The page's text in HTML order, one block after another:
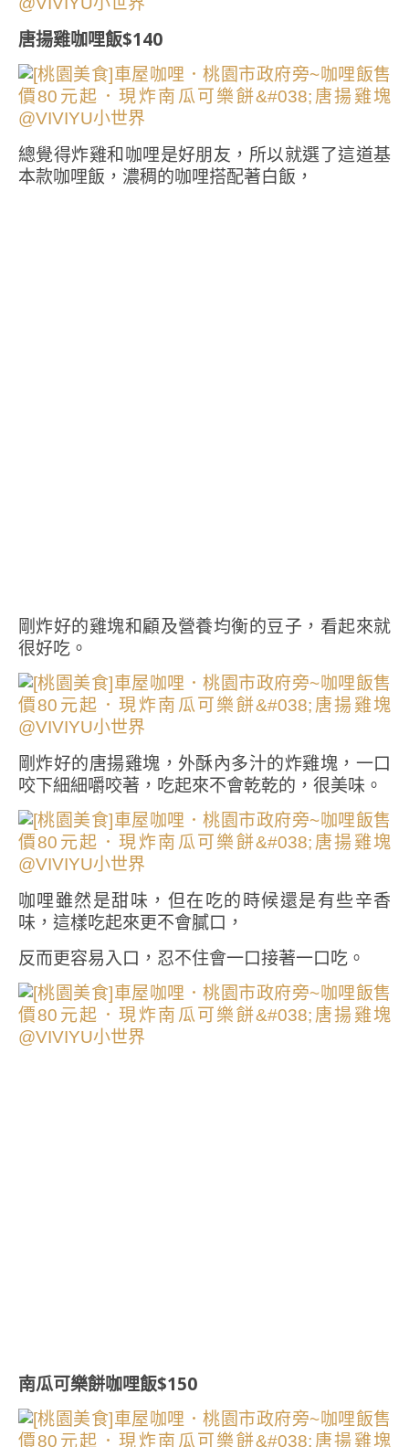
唐揚雞咖哩飯$140
總覺得炸雞和咖哩是好朋友，所以就選了這道基
本款咖哩飯，濃稠的咖哩搭配著白飯，
剛炸好的雞塊和顧及營養均衡的豆子，看起來就
很好吃。
剛炸好的唐揚雞塊，外酥內多汁的炸雞塊，一口
咬下細細嚼咬著，吃起來不會乾乾的，很美味。
咖哩雖然是甜味，但在吃的時候還是有些辛香
味，這樣吃起來更不會膩口，
反而更容易入口，忍不住會一口接著一口吃。
南瓜可樂餅咖哩飯$150